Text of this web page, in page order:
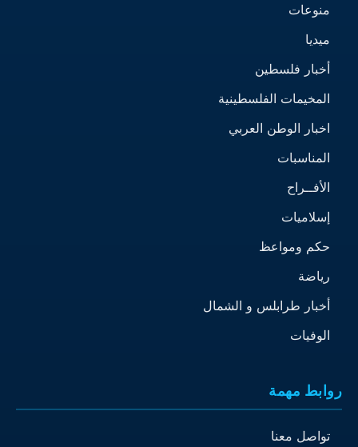
منوعات
ميديا
أخبار فلسطين
المخيمات الفلسطينية
اخبار الوطن العربي
المناسبات
الأفــراح
إسلاميات
حكم ومواعظ
رياضة
أخبار طرابلس و الشمال
الوفيات
روابط مهمة
تواصل معنا